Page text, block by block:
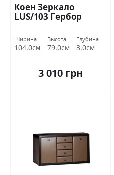
Коен Зеркало
LUS/103 Гербор
Ширина
104.0см
Высота
79.0см
Глубина
3.0см
3 010 грн